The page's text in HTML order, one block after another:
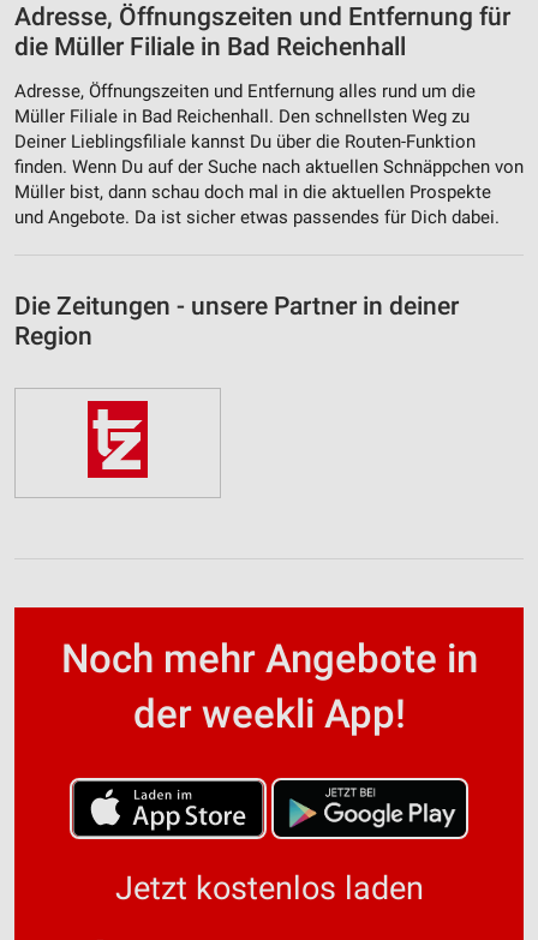
Adresse, Öffnungszeiten und Entfernung für
die Müller Filiale in Bad Reichenhall
Adresse, Öffnungszeiten und Entfernung alles rund um die
Müller Filiale in Bad Reichenhall. Den schnellsten Weg zu
Deiner Lieblingsfiliale kannst Du über die Routen-Funktion
finden. Wenn Du auf der Suche nach aktuellen Schnäppchen von
Müller bist, dann schau doch mal in die aktuellen Prospekte
und Angebote. Da ist sicher etwas passendes für Dich dabei.
Die Zeitungen - unsere Partner in deiner
Region
Noch mehr Angebote in
der weekli App!
Jetzt kostenlos laden